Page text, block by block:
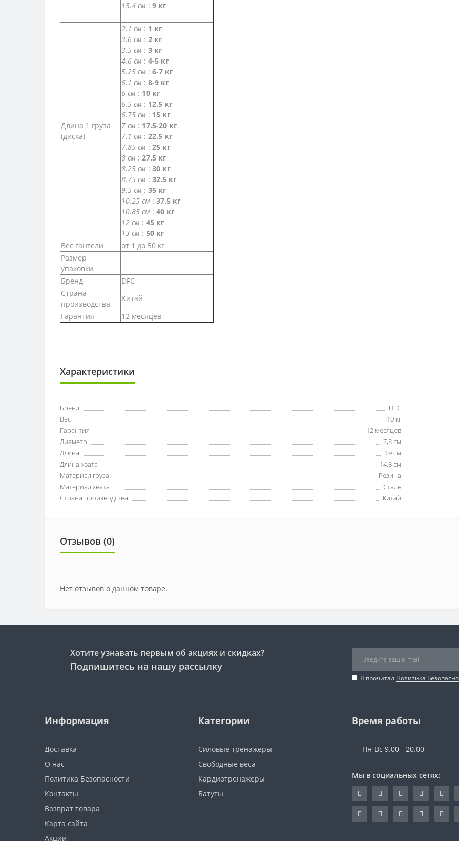
15.4 см : 9 кг
Длина 1 груза
(диска)
2.1 см : 1 кг
3.6 см : 2 кг
3.5 см : 3 кг
4.6 см : 4-5 кг
5.25 см : 6-7 кг
6.1 см : 8-9 кг
6 см : 10 кг
6.5 см : 12.5 кг
6.75 см : 15 кг
7 см : 17.5-20 кг
7.1 см : 22.5 кг
7.85 см : 25 кг
8 см : 27.5 кг
8.25 см : 30 кг
8.75 см : 32.5 кг
9.5 см : 35 кг
10.25 см : 37.5 кг
10.85 см : 40 кг
12 см : 45 кг
13 см : 50 кг
Вес гантели
от 1 до 50 кг
Размер
упаковки
Бренд
DFC
Страна
производства
Китай
Гарантия
12 месяцев
Характеристики
Бренд
DFC
Вес
10 кг
Гарантия
12 месяцев
Диаметр
7,8 см
Длина
19 см
Длина хвата
14,8 см
Материал груза
Резина
Материал хвата
Сталь
Страна производства
Китай
Отзывов (0)
Нет отзывов о данном товаре.
Хотите узнавать первым об акциях и скидках?
Подпишитесь на нашу рассылку
Я прочитал Политика
Информация
Доставка
О нас
Политика Безопасности
Контакты
Возврат товара
Карта сайта
Акции
Категории
Силовые тренажеры
Свободные веса
Кардиотренажеры
Батуты
Время работы
Пн-Вс 9.00 - 20.00
Мы в социальных сетях: